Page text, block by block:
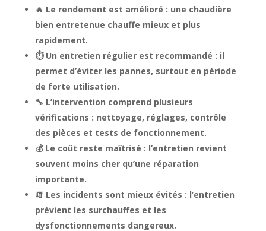
🔥 Le rendement est amélioré : une chaudière
bien entretenue chauffe mieux et plus
rapidement.
⏱️ Un entretien régulier est recommandé : il
permet d’éviter les pannes, surtout en période
de forte utilisation.
🔧 L’intervention comprend plusieurs
vérifications : nettoyage, réglages, contrôle
des pièces et tests de fonctionnement.
💰 Le coût reste maîtrisé : l’entretien revient
souvent moins cher qu’une réparation
importante.
🧯 Les incidents sont mieux évités : l’entretien
prévient les surchauffes et les
dysfonctionnements dangereux.